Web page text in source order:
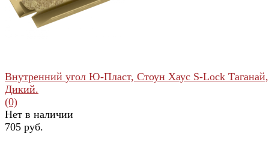
Внутренний угол Ю-Пласт, Стоун Хаус S-Lock Таганай,
Дикий.
(0)
Нет в наличии
705 руб.